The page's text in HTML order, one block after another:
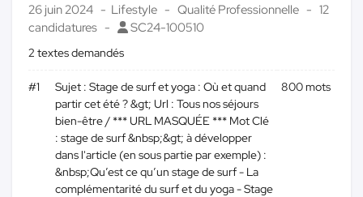
26 juin 2024 Lifestyle Qualité Professionnelle
12
candidatures
SC24-100510
2 textes demandés
#1
Sujet : Stage de surf et yoga : Où et quand
partir cet été ? &gt; Url : Tous nos séjours
bien-être / *** URL MASQUÉE *** Mot Clé
: stage de surf &nbsp;&gt; à développer
dans l'article (en sous partie par exemple) :
&nbsp;Qu’est ce qu’un stage de surf - La
complémentarité du surf et du yoga - Stage
800 mots